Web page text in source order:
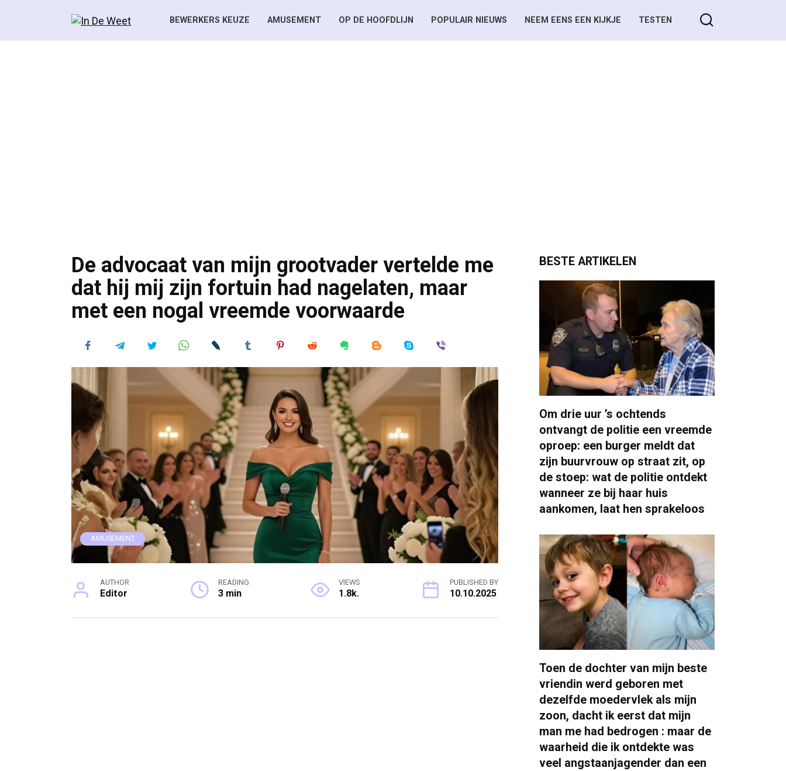
BEWERKERS KEUZE AMUSEMENT OP DE HOOFDLIJN POPULAIR NIEUWS NEEM EENS EEN KIJKJE TESTEN
De advocaat van mijn grootvader vertelde me
dat hij mij zijn fortuin had nagelaten, maar
met een nogal vreemde voorwaarde
AMUSEMENT
AUTHOR
Editor
READING
3 min
VIEWS
1.8k.
PUBLISHED BY
10.10.2025
BESTE ARTIKELEN
Om drie uur ’s ochtends
ontvangt de politie een vreemde
oproep: een burger meldt dat
zijn buurvrouw op straat zit, op
de stoep: wat de politie ontdekt
wanneer ze bij haar huis
aankomen, laat hen sprakeloos
Toen de dochter van mijn beste
vriendin werd geboren met
dezelfde moedervlek als mijn
zoon, dacht ik eerst dat mijn
man me had bedrogen : maar de
waarheid die ik ontdekte was
veel angstaanjagender dan een